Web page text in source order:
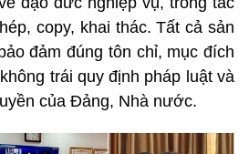
copy, khai thác. Tất cả sản
đảm đúng tôn chỉ, mục đích
trái quy định pháp luật và
của Đảng, Nhà nước.